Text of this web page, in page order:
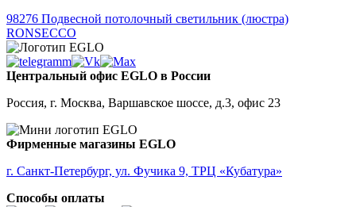
98276 Подвесной потолочный светильник (люстра)
RONSECCO
Центральный офис EGLO в России
Россия, г. Москва, Варшавское шоссе, д.3, офис 23
Фирменные магазины EGLO
г. Санкт-Петербург, ул. Фучика 9, ТРЦ «Кубатура»
Способы оплаты